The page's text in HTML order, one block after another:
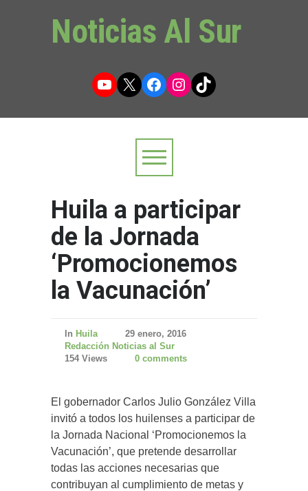
Noticias Al Sur
YouTube
X Facebook
Instagram
TikTok
Huila a participar
de la Jornada
‘Promocionemos
la Vacunación’
In Huila
29 enero, 2016
Redacción Noticias al Sur
154 Views
0 comments
El gobernador Carlos Julio González Villa
invitó a todos los huilenses a participar de
la Jornada Nacional ‘Promocionemos la
Vacunación’, que pretende desarrollar
todas las acciones necesarias que
contribuyan al cumplimiento de metas y